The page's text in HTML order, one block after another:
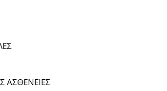
ΑΣΘΕΝΕΙΕΣ